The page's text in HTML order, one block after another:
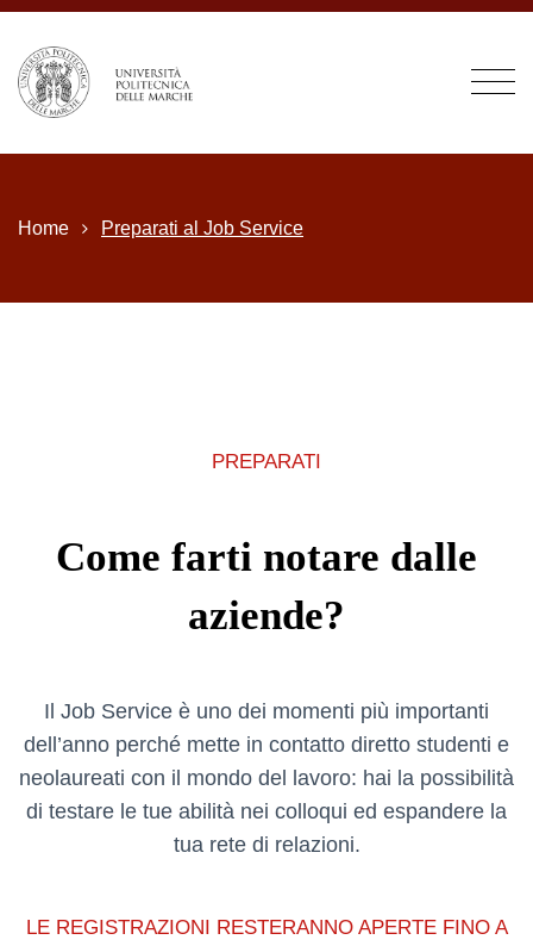
Home Preparati al Job Service
PREPARATI
Come farti notare dalle
aziende?
Il Job Service è uno dei momenti più importanti
dell’anno perché mette in contatto diretto studenti e
neolaureati con il mondo del lavoro: hai la possibilità
di testare le tue abilità nei colloqui ed espandere la
tua rete di relazioni.
LE REGISTRAZIONI RESTERANNO APERTE FINO A